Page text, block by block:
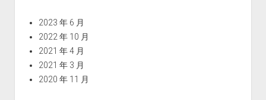
虚
拟
化）
2023 年 6 月
2022 年 10 月
2021 年 4 月
2021 年 3 月
2020 年 11 月